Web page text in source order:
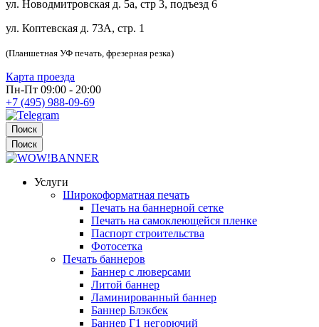
ул. Новодмитровская д. 5а, стр 3, подъезд 6
ул. Коптевская д. 73А, стр. 1
(Планшетная УФ печать, фрезерная резка)
Карта проезда
Пн-Пт 09:00 - 20:00
+7 (495) 988-09-69
Поиск
Поиск
Услуги
Широкоформатная печать
Печать на баннерной сетке
Печать на самоклеющейся пленке
Паспорт строительства
Фотосетка
Печать баннеров
Баннер с люверсами
Литой баннер
Ламинированный баннер
Баннер Блэкбек
Баннер Г1 негорючий